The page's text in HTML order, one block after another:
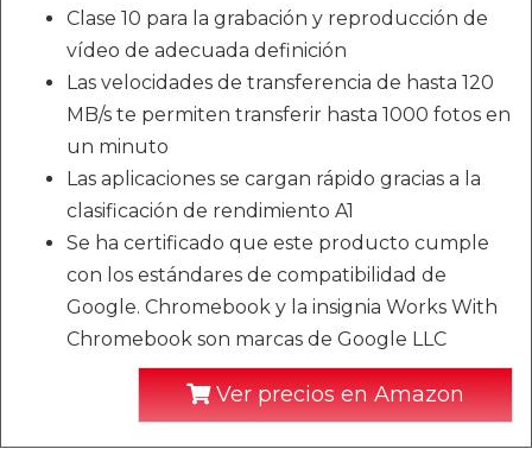
Clase 10 para la grabación y reproducción de
vídeo de adecuada definición
Las velocidades de transferencia de hasta 120
MB/s te permiten transferir hasta 1000 fotos en
un minuto
Las aplicaciones se cargan rápido gracias a la
clasificación de rendimiento A1
Se ha certificado que este producto cumple
con los estándares de compatibilidad de
Google. Chromebook y la insignia Works With
Chromebook son marcas de Google LLC
Ver precios en Amazon